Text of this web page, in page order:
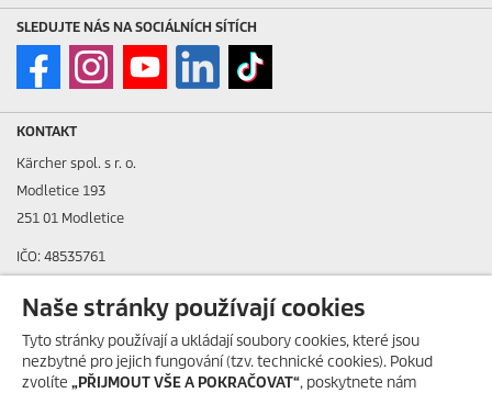
SLEDUJTE NÁS NA SOCIÁLNÍCH SÍTÍCH
KONTAKT
Kärcher spol. s r. o.
Modletice 193
251 01 Modletice
IČO: 48535761
ID datové schránky: ic4eqpk
> Tiráž
Naše stránky používají cookies
Tyto stránky používají a ukládají soubory cookies, které jsou
nezbytné pro jejich fungování (tzv. technické cookies). Pokud
zvolíte „PŘIJMOUT VŠE A POKRAČOVAT“, poskytnete nám